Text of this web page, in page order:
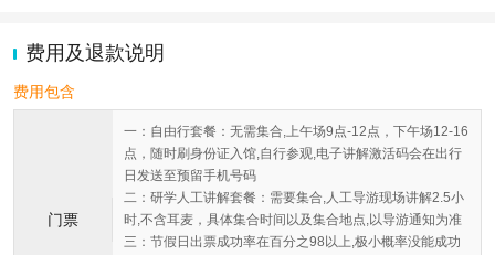
费用及退款说明
费用包含
门票
一：自由行套餐：无需集合,上午场9点-12点，下午场12-16
点，随时刷身份证入馆,自行参观,电子讲解激活码会在出行
日发送至预留手机号码
二：研学人工讲解套餐：需要集合,人工导游现场讲解2.5小
时,不含耳麦，具体集合时间以及集合地点,以导游通知为准
三：节假日出票成功率在百分之98以上,极小概率没能成功